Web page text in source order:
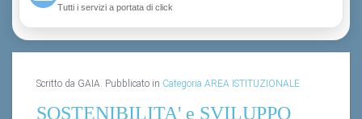
Tutti i servizi a portata di click
Scritto da GAIA. Pubblicato in Categoria AREA ISTITUZIONALE
SOSTENIBILITA' e SVILUPPO